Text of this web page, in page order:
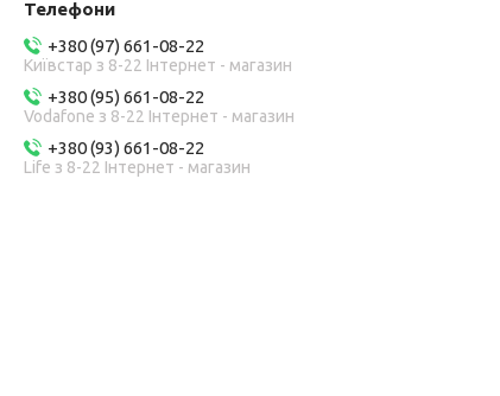
+380 (97) 661-08-22
Київстар з 8-22 Інтернет - магазин
+380 (95) 661-08-22
Vodafone з 8-22 Інтернет - магазин
+380 (93) 661-08-22
Life з 8-22 Інтернет - магазин